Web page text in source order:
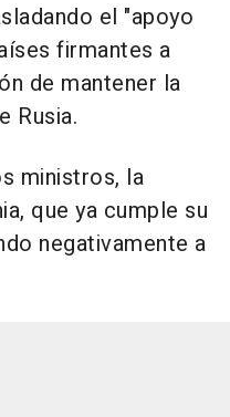
el "apoyo
firmantes a
de mantener la
Rusia.
ministros, la
que ya cumple su
negativamente a